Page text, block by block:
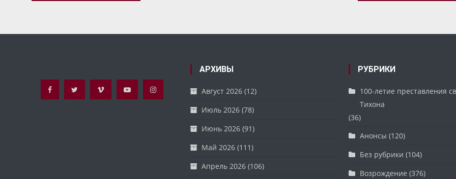
записям
АРХИВЫ
Август 2026(12)
Июль 2026(78)
Июнь 2026(91)
Май 2026(111)
Апрель 2026(106)
РУБРИКИ
100-летие преставления
Тихона
(36)
Анонсы (120)
Без рубрики (104)
Возрождение (376)